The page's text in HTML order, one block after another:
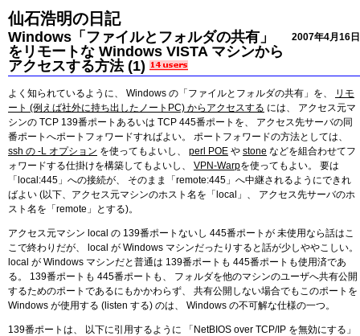
仙石浩明の日記
2007年4月16日
Windows「ファイルとフォルダの共有」
をリモートな Windows VISTA マシンから
アクセスする方法 (1)
よく知られているように、 Windows の「ファイルとフォルダの共有」を、
リモ
ート (例えば社外に持ち出したノートPC) からアクセスする には、 アクセス元マ
シンの TCP 139番ポートあるいは TCP 445番ポートを、 アクセス先サーバの同
番ポートへポートフォワードすればよい。 ポートフォワードの方法としては、
ssh の -L オプション を使ってもよいし、 perl POE や stone などを組合わせてフ
ォワードする仕掛けを構築してもよいし、 VPN-Warpを使ってもよい。 要は
「local:445」への接続が、 そのまま「remote:445」へ中継されるようにできれ
ばよい (以下、アクセス元マシンのホスト名を「local」、 アクセス先サーバのホ
スト名を「remote」とする)。
アクセス元マシン local の 139番ポートないし 445番ポートが 未使用なら話はこ
こで終わりだが、 local が Windows マシンだったりすると話が少しややこしい。
local が Windows マシンだと普通は 139番ポートも 445番ポートも使用済であ
る。 139番ポートも 445番ポートも、 フォルダを他のマシンのユーザへ共有公開
するためのポートであるにもかかわらず、 共有公開しない場合でもこのポートを
Windows が使用する (listen する) のは、 Windows の不可解な仕様の一つ。
139番ポートは、 以下に引用するように 「NetBIOS over TCP/IP を無効にする」